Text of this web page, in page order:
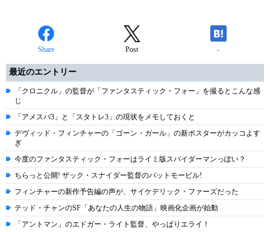
Share Post -
最近のエントリー
「クロニクル」の監督が「ファンタスティック・フォー」を撮るとこんな感
じ
「アメスパ3」と「スタトレ3」の現状をメモしておくと
デヴィッド・フィンチャーの「ゴーン・ガール」の新ポスターがカッコよす
ぎ
今度のファンタスティック・フォーはライミ版スパイダーマンっぽい？
ちらっと公開! ザック・スナイダー監督のバットモービル!
フィンチャーの新作予告編の声が、サイケデリック・ファーズだった
テッド・チャンのSF「あなたの人生の物語」映画化企画が始動
「アントマン」のエドガー・ライト監督、やっぱりエライ！